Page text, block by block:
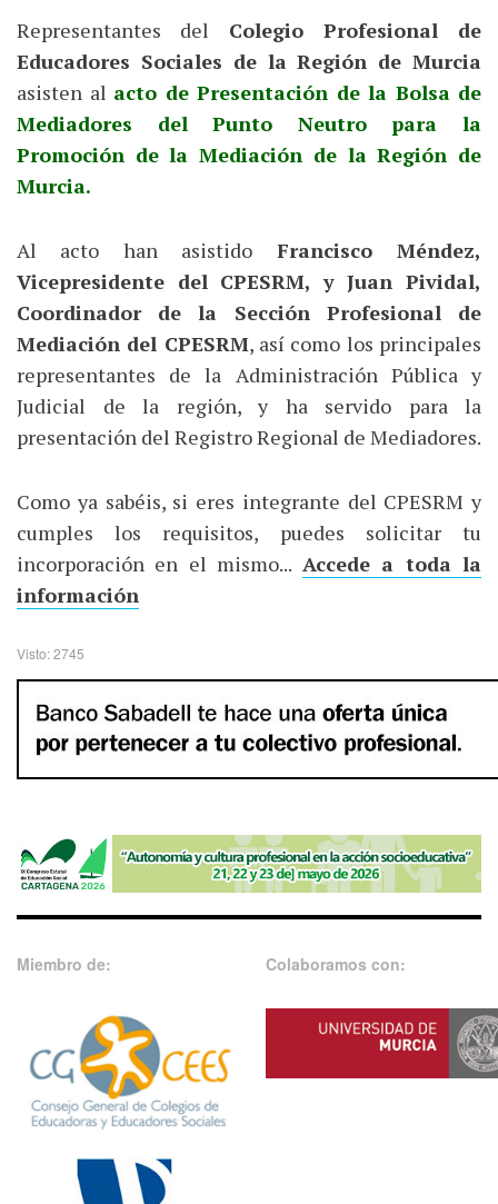
Representantes del Colegio Profesional de
Educadores Sociales de la Región de Murcia
asisten al acto de Presentación de la Bolsa de
Mediadores del Punto Neutro para la
Promoción de la Mediación de la Región de
Murcia.
Al acto han asistido Francisco Méndez,
Vicepresidente del CPESRM, y Juan Pividal,
Coordinador de la Sección Profesional de
Mediación del CPESRM, así como los principales
representantes de la Administración Pública y
Judicial de la región, y ha servido para la
presentación del Registro Regional de Mediadores.
Como ya sabéis, si eres integrante del CPESRM y
cumples los requisitos, puedes solicitar tu
incorporación en el mismo... Accede a toda la
información
Visto: 2745
Miembro de: Colaboramos con: